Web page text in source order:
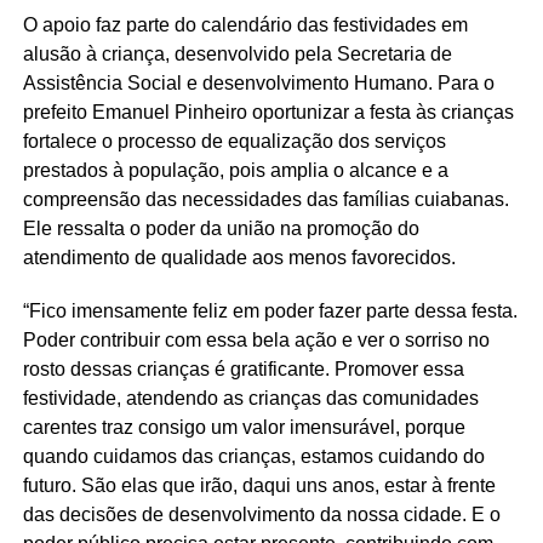
O apoio faz parte do calendário das festividades em
alusão à criança, desenvolvido pela Secretaria de
Assistência Social e desenvolvimento Humano. Para o
prefeito Emanuel Pinheiro oportunizar a festa às crianças
fortalece o processo de equalização dos serviços
prestados à população, pois amplia o alcance e a
compreensão das necessidades das famílias cuiabanas.
Ele ressalta o poder da união na promoção do
atendimento de qualidade aos menos favorecidos.
“Fico imensamente feliz em poder fazer parte dessa festa.
Poder contribuir com essa bela ação e ver o sorriso no
rosto dessas crianças é gratificante. Promover essa
festividade, atendendo as crianças das comunidades
carentes traz consigo um valor imensurável, porque
quando cuidamos das crianças, estamos cuidando do
futuro. São elas que irão, daqui uns anos, estar à frente
das decisões de desenvolvimento da nossa cidade. E o